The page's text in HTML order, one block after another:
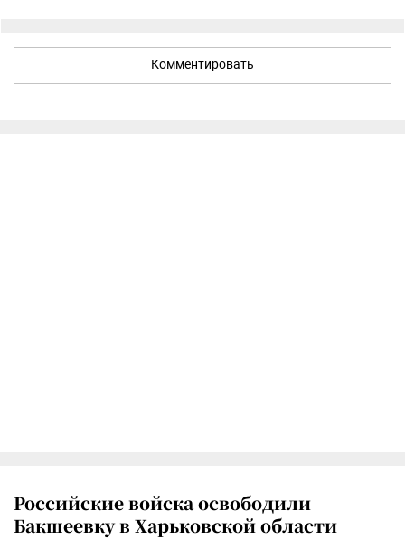
Комментировать
Российские войска освободили
Бакшеевку в Харьковской области